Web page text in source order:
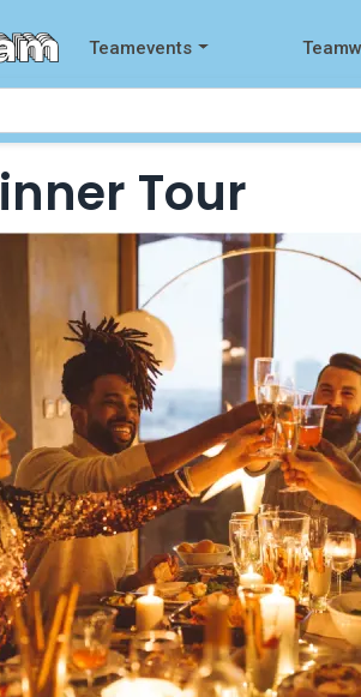
Teamevents
Dinner Tour
Tour